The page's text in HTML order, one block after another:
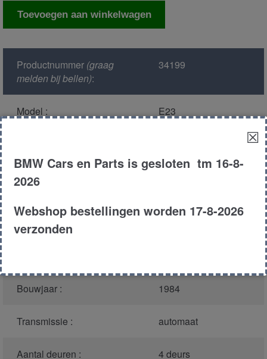
Intercooler
Toevoegen aan winkelwagen
Productnummer(graag
melden bij bellen):
34199
Model : E23
metallic Metallic
Carroserie :
Motor type :
Bouwjaar : 1984
Transmissie : automaat
Aantal deuren : 4 deurs
☒
BMW Cars en Parts is gesloten tm 16-8-
2026
Webshop bestellingen worden 17-8-2026
verzonden